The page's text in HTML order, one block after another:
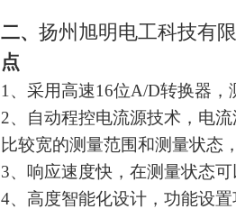
二、 扬州旭明电工科技有
点
1、采用高速16位A/D转换器，
2、自动程控电流源技术，电
比较宽的测量范围和测量状态
3、响应速度快，在测量状态
4、高度智能化设计，功能设